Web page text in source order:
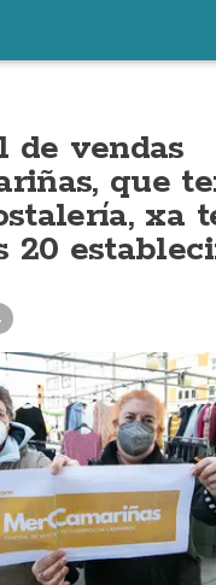
de vendas
que
xa
20